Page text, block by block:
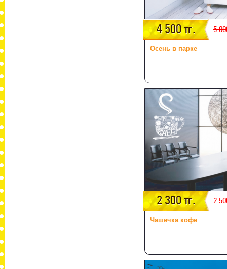
4 500 тг. 5
Осень в парке
2 300 тг. 2
Чашечка кофе